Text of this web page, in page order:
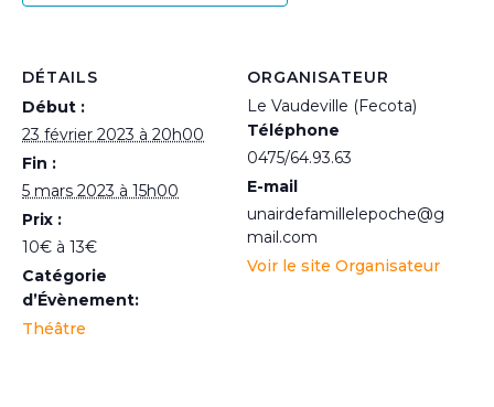
DÉTAILS
Début :
23 février 2023 à 20h00
Fin :
5 mars 2023 à 15h00
Prix :
10€ à 13€
Catégorie
d’Évènement:
Théâtre
ORGANISATEUR
Le Vaudeville (Fecota)
Téléphone
0475/64.93.63
E-mail
unairdefamillelepoche@g
mail.com
Voir le site Organisateur